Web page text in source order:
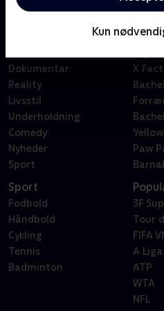
Kun
Kategorier
Dokumentar
Reality
Livsstil
Underholdning
Comedy
Nyheder
Sport
X
Paw
Sport
Fodbold
Håndbold
Cykling
Tennis
Badminton
3F
Tour
FIFA
A Liga
ATP
WTA
NFL